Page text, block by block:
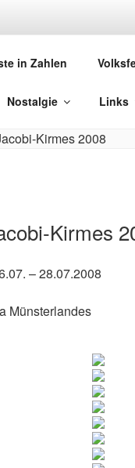
in Zahlen
Nostalgie Links
Kirmes
– 28.07.2008
Münsterlandes